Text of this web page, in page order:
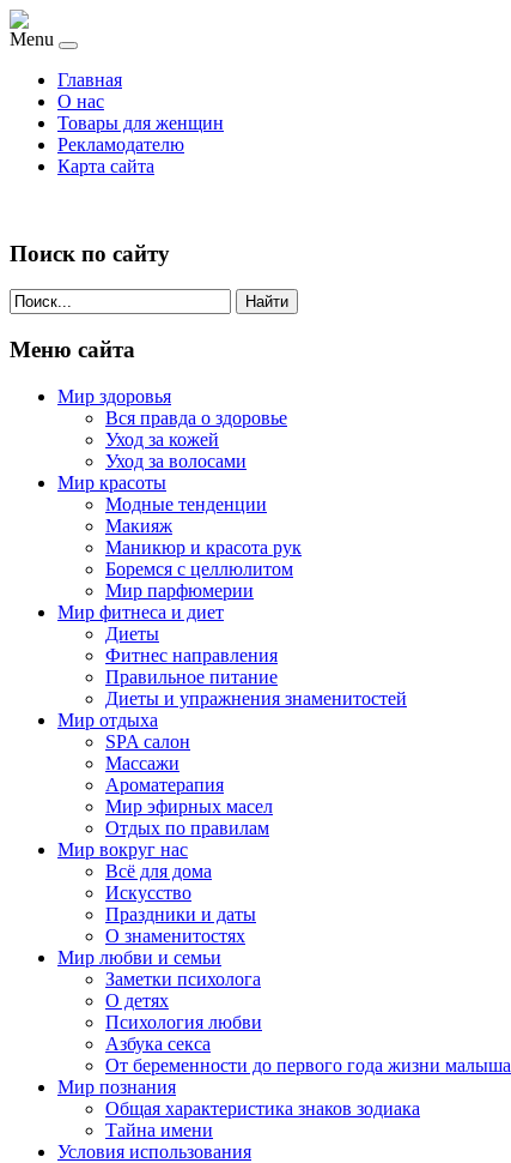
Menu
Главная
О нас
Товары для женщин
Рекламодателю
Карта сайта
Поиск по сайту
Найти
Меню сайта
Мир здоровья
Вся правда о здоровье
Уход за кожей
Уход за волосами
Мир красоты
Модные тенденции
Макияж
Маникюр и красота рук
Боремся с целлюлитом
Мир парфюмерии
Мир фитнеса и диет
Диеты
Фитнес направления
Правильное питание
Диеты и упражнения знаменитостей
Мир отдыха
SPA салон
Массажи
Ароматерапия
Мир эфирных масел
Отдых по правилам
Мир вокруг нас
Всё для дома
Искусство
Праздники и даты
О знаменитостях
Мир любви и семьи
Заметки психолога
О детях
Психология любви
Азбука секса
От беременности до первого года жизни малыша
Мир познания
Общая характеристика знаков зодиака
Тайна имени
Условия использования